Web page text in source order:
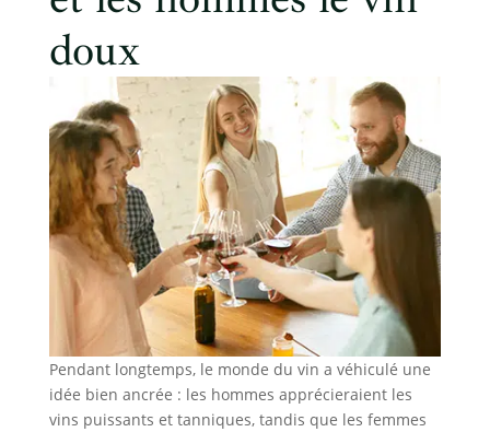
doux
Pendant longtemps, le monde du vin a véhiculé une
idée bien ancrée : les hommes apprécieraient les
vins puissants et tanniques, tandis que les femmes